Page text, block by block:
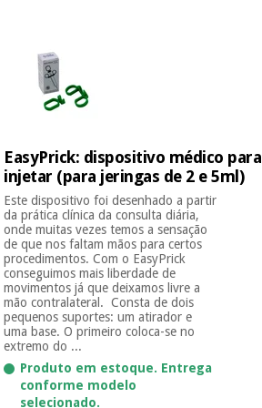
Ofertas
Outlet
Fisaude
Tech
Academy
Fisaude
Aluguer
tradicional
chinesa
Mobiliário
Gabinetes
terapêuticos
Material de
proteção
essencial
para
coronavirus
Aerobic,
fitness
e
pilates
Novidades
Ofertas
Outlet
Fisaude
Tech
Academy
médico
sanitário
chinesa
Mobiliário
clínico
Gabinetes
terapêuticos
Material de
proteção
EasyPrick: dispositivo médico para
injetar (para jeringas de 2 e 5ml)
Este dispositivo foi desenhado a partir
da prática clínica da consulta diária,
onde muitas vezes temos a sensação
de que nos faltam mãos para certos
procedimentos. Com o EasyPrick
conseguimos mais liberdade de
movimentos já que deixamos livre a
mão contralateral. Consta de dois
pequenos suportes: um atirador e
uma base. O primeiro coloca-se no
extremo do ...
Produto em estoque. Entrega
conforme modelo
selecionado.